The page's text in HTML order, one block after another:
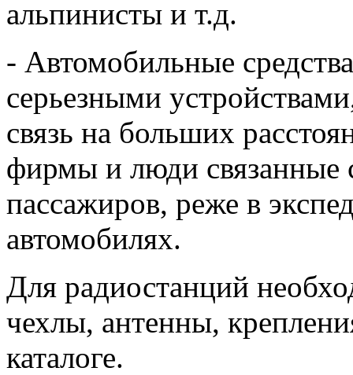
альпинисты и т.д.
- Автомобильные
серьезными
связь на больших
фирмы и люди связанные
пассажиров, реже в
автомобилях.
Для радиостанций
чехлы, антенны,
каталоге.